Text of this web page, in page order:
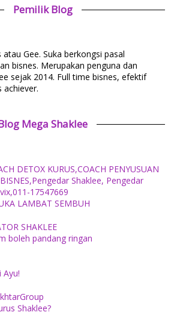
Pemilik Blog
Gee. Suka berkongsi pasal
bisnes. Merupakan penguna dan
sejak 2014. Full time bisnes, efektif
achiever.
Mega Shaklee
DETOX KURUS,COACH PENYUSUAN
Shaklee, Pengedar
17547669
LAMBAT SEMBUH
SHAKLEE
boleh pandang ringan
Ayu!
Shaklee?